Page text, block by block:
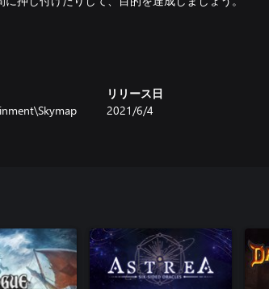
デッキが用意されています。倒した敵や報酬で強
ますが、敵を助けると危険な駒が残ります。誰も
選択が必要です。
ましょう。
に対する評価があります。ライバルとの間で駆け引
ょう。ただし、裏切る相手を間違えると、その人
す。
リリース日
2021/6/4